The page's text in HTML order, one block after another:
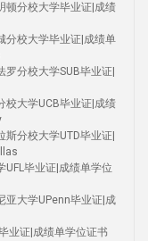
顿分校大学毕业证|成绩
分校大学毕业证|成绩单
分校大学SUB毕业证|
校大学UCB毕业证|成绩
分校大学UTD毕业证|
毕业证|成绩单学位
亚大学UPenn毕业证|成
业证|成绩单学位证书